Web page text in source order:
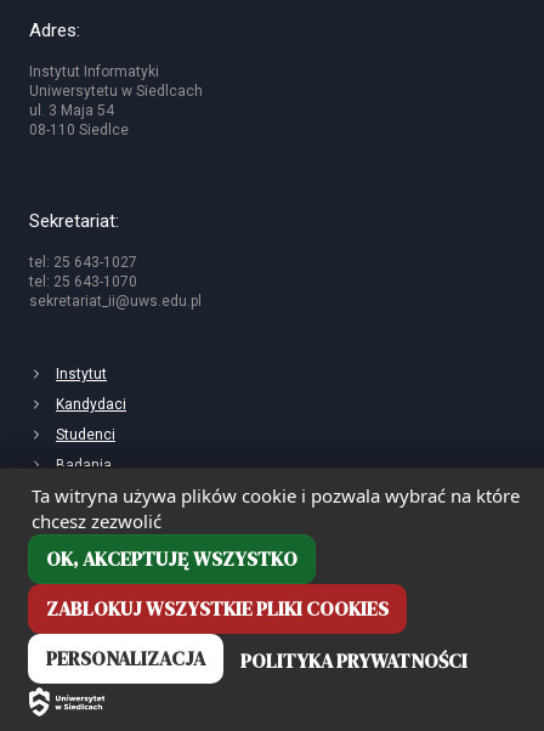
Ta witryna używa plików cookie i pozwala wybrać na które
chcesz zezwolić
OK, AKCEPTUJĘ WSZYSTKO
ZABLOKUJ WSZYSTKIE PLIKI COOKIES
PERSONALIZACJA
POLITYKA PRYWATNOŚCI
Adres:
Instytut Informatyki
Uniwersytetu w Siedlcach
ul. 3 Maja 54
08-110 Siedlce
Sekretariat:
tel: 25 643-1027
tel: 25 643-1070
sekretariat_ii@uws.edu.pl
Instytut
Kandydaci
Studenci
Badania
Deklaracja dostępności